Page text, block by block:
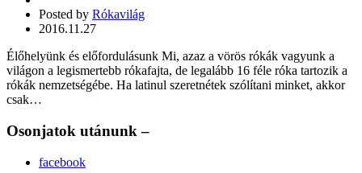
Posted by Rókavilág
2016.11.27
Élőhelyünk és előfordulásunk Mi, azaz a vörös rókák vagyunk a
világon a legismertebb rókafajta, de legalább 16 féle róka tartozik a
rókák nemzetségébe. Ha latinul szeretnétek szólítani minket, akkor
csak…
Osonjatok utánunk –
facebook